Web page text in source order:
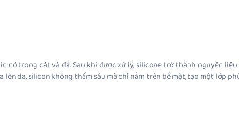
trong cát và đá. Sau khi được xử lý, silicone trở thành nguyên
da, silicon không thấm sâu mà chỉ nằm trên bề mặt, tạo một lớp